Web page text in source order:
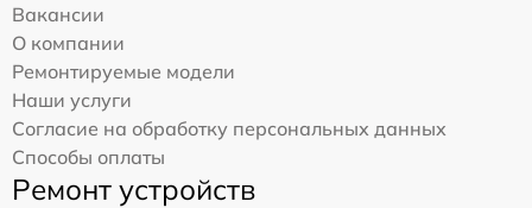
Вакансии
О компании
Ремонтируемые модели
Наши услуги
Согласие на обработку персональных данных
Способы оплаты
Ремонт устройств